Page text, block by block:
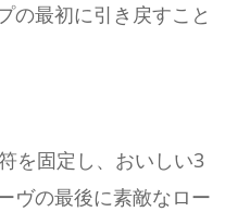
の最初に引き戻すこと
を固定し、おいしい3
ヴの最後に素敵なロー